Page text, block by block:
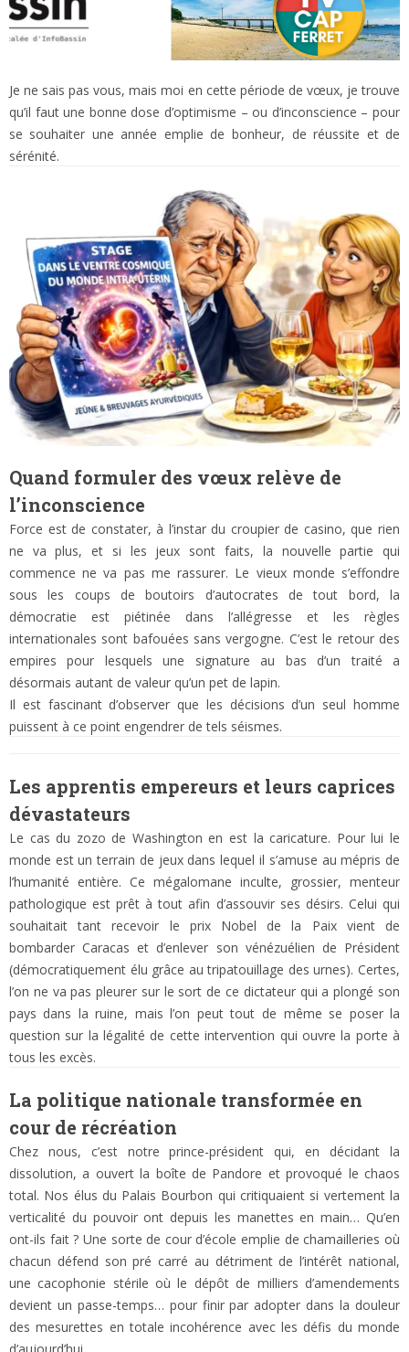
Je ne sais pas vous, mais moi en cette période de vœux, je trouve
qu’il faut une bonne dose d’optimisme – ou d’inconscience – pour
se souhaiter une année emplie de bonheur, de réussite et de
sérénité.
Quand formuler des vœux relève de
l’inconscience
Force est de constater, à l’instar du croupier de casino, que rien
ne va plus, et si les jeux sont faits, la nouvelle partie qui
commence ne va pas me rassurer. Le vieux monde s’effondre
sous les coups de boutoirs d’autocrates de tout bord, la
démocratie est piétinée dans l’allégresse et les règles
internationales sont bafouées sans vergogne. C’est le retour des
empires pour lesquels une signature au bas d’un traité a
désormais autant de valeur qu’un pet de lapin.
Il est fascinant d’observer que les décisions d’un seul homme
puissent à ce point engendrer de tels séismes.
Les apprentis empereurs et leurs caprices
dévastateurs
Le cas du zozo de Washington en est la caricature. Pour lui le
monde est un terrain de jeux dans lequel il s’amuse au mépris de
l’humanité entière. Ce mégalomane inculte, grossier, menteur
pathologique est prêt à tout afin d’assouvir ses désirs. Celui qui
souhaitait tant recevoir le prix Nobel de la Paix vient de
bombarder Caracas et d’enlever son vénézuélien de Président
(démocratiquement élu grâce au tripatouillage des urnes). Certes,
l’on ne va pas pleurer sur le sort de ce dictateur qui a plongé son
pays dans la ruine, mais l’on peut tout de même se poser la
question sur la légalité de cette intervention qui ouvre la porte à
tous les excès.
La politique nationale transformée en
cour de récréation
Chez nous, c’est notre prince-président qui, en décidant la
dissolution, a ouvert la boîte de Pandore et provoqué le chaos
total. Nos élus du Palais Bourbon qui critiquaient si vertement la
verticalité du pouvoir ont depuis les manettes en main… Qu’en
ont-ils fait ? Une sorte de cour d’école emplie de chamailleries où
chacun défend son pré carré au détriment de l’intérêt national,
une cacophonie stérile où le dépôt de milliers d’amendements
devient un passe-temps… pour finir par adopter dans la douleur
des mesurettes en totale incohérence avec les défis du monde